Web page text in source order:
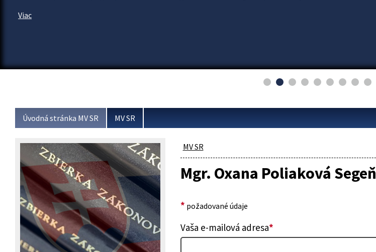
Viac
Úvodná stránka MV SR MV SR
MV SR
Mgr. Oxana Poliaková Segeň
* požadované údaje
Vaša e-mailová adresa*